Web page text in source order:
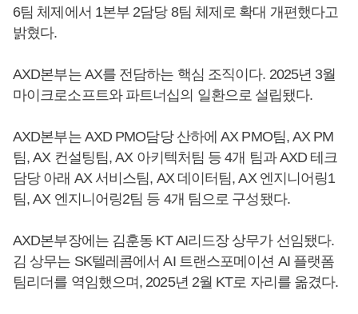
6팀 체제에서 1본부 2담당 8팀 체제로 확대 개편했다고
밝혔다.
AXD본부는 AX를 전담하는 핵심 조직이다. 2025년 3월
마이크로소프트와 파트너십의 일환으로 설립됐다.
AXD본부는 AXD PMO담당 산하에 AX PMO팀, AX PM
팀, AX 컨설팅팀, AX 아키텍처팀 등 4개 팀과 AXD 테크
담당 아래 AX 서비스팀, AX 데이터팀, AX 엔지니어링1
팀, AX 엔지니어링2팀 등 4개 팀으로 구성됐다.
AXD본부장에는 김훈동 KT AI리드장 상무가 선임됐다.
김 상무는 SK텔레콤에서 AI 트랜스포메이션 AI 플랫폼
팀리더를 역임했으며, 2025년 2월 KT로 자리를 옮겼다.